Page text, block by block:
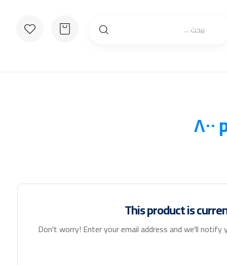
This product is
Don't worry! Enter your email address and we'll notify